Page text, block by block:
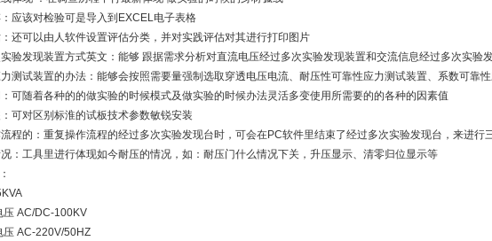
应该对检验可是导入到EXCEL电子表格
还可以由人软件设置评估分类，并对实践评估对其进行打印图片
验发现装置方式英文：能够 跟据需求分析对直流电压经过多次实验发现装置和交流信息经过多次实验
测试装置的办法：能够会按照需要量强制选取穿透电压电流、耐压性可靠性应力测试装置、系数可靠
可随着各种的的做实验的时候模式及做实验的时候办法灵活多变使用所需要的的各种的因素值
可对区别标淮的试板技术参数敏锐安装
程的：重复操作流程的经过多次实验发现台时，可会在PC软件里结束了经过多次实验发现台，来进行
：工具里进行体现如今耐压的情况，如：耐压门什么情况下关，升压显示、清零归位显示等
压 AC/DC-100KV
压 AC-220V/50HZ